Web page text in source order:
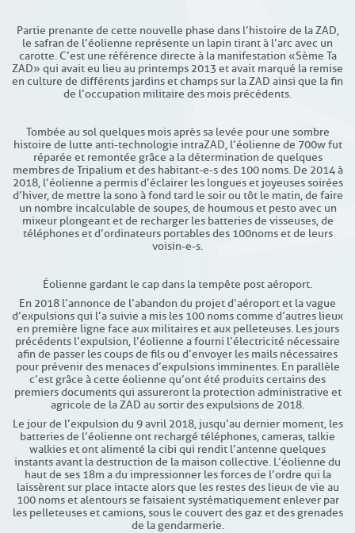
Partie prenante de cette nouvelle phase dans l’histoire de la ZAD,
le safran de l’éolienne représente un lapin tirant à l’arc avec un
carotte. C’est une référence directe à la manifestation « Sème Ta
ZAD » qui avait eu lieu au printemps 2013 et avait marqué la remise
en culture de différents jardins et champs sur la ZAD ainsi que la fin
de l’occupation militaire des mois précédents.
Tombée au sol quelques mois après sa levée pour une sombre
histoire de lutte anti-technologie intraZAD, l’éolienne de 700w fut
réparée et remontée grâce a la détermination de quelques
membres de Tripalium et des habitant-e-s des 100 noms. De 2014 à
2018, l’éolienne a permis d’éclairer les longues et joyeuses soirées
d’hiver, de mettre la sono à fond tard le soir ou tôt le matin, de faire
un nombre incalculable de soupes, de houmous et pesto avec un
mixeur plongeant et de recharger les batteries de visseuses, de
téléphones et d’ordinateurs portables des 100noms et de leurs
voisin-e-s.
Éolienne gardant le cap dans la tempête post aéroport.
En 2018 l’annonce de l’abandon du projet d’aéroport et la vague
d’expulsions qui l’a suivie a mis les 100 noms comme d’autres lieux
en première ligne face aux militaires et aux pelleteuses. Les jours
précédents l’expulsion, l’éolienne a fourni l’électricité nécessaire
afin de passer les coups de fils ou d’envoyer les mails nécessaires
pour prévenir des menaces d’expulsions imminentes. En parallèle
c’est grâce à cette éolienne qu’ont été produits certains des
premiers documents qui assureront la protection administrative et
agricole de la ZAD au sortir des expulsions de 2018.
Le jour de l’expulsion du 9 avril 2018, jusqu’au dernier moment, les
batteries de l’éolienne ont rechargé téléphones, cameras, talkie
walkies et ont alimenté la cibi qui rendit l’antenne quelques
instants avant la destruction de la maison collective. L’éolienne du
haut de ses 18m a du impressionner les forces de l’ordre qui la
laissèrent sur place intacte alors que les restes des lieux de vie au
100 noms et alentours se faisaient systématiquement enlever par
les pelleteuses et camions, sous le couvert des gaz et des grenades
de la gendarmerie.